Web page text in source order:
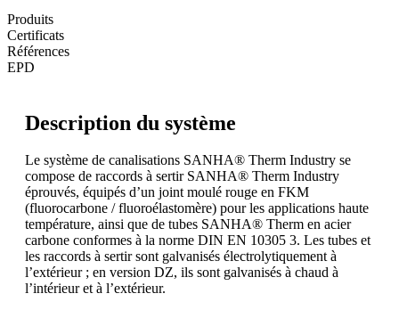
Produits
Certificats
Références
EPD
Description du système
Le système de canalisations SANHA® Therm Industry se
compose de raccords à sertir SANHA® Therm Industry
éprouvés, équipés d’un joint moulé rouge en FKM
(fluorocarbone / fluoroélastomère) pour les applications haute
température, ainsi que de tubes SANHA® Therm en acier
carbone conformes à la norme DIN EN 10305 3. Les tubes et
les raccords à sertir sont galvanisés électrolytiquement à
l’extérieur ; en version DZ, ils sont galvanisés à chaud à
l’intérieur et à l’extérieur.